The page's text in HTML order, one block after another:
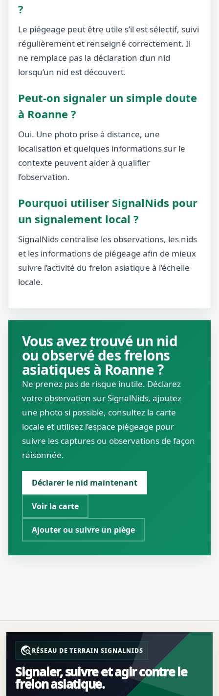
?
Le piégeage peut être utile s’il est sélectif, suivi
régulièrement et renseigné correctement. Il
ne remplace pas la déclaration d’un nid
lorsqu’un nid est découvert.
Peut-on signaler un simple doute
à Roanne ?
Oui. Une photo prise à distance, une
localisation et quelques informations sur le
contexte peuvent aider à qualifier
l’observation.
Pourquoi utiliser SignalNids pour
un signalement local ?
SignalNids centralise les observations, les nids
et les informations de piégeage afin de mieux
suivre l’activité du frelon asiatique à l’échelle
locale.
Vous avez trouvé un nid
ou observé des frelons
asiatiques à Roanne ?
Ne prenez pas de risque inutile. Déclarez
votre observation sur SignalNids, ajoutez
une photo si possible, consultez la carte
locale et utilisez l’espace piégeage pour
suivre les captures ou observations de façon
raisonnée.
Déclarer le nid maintenant
Voir la carte
Ajouter ou suivre un piège
travel_exploreRÉSEAU DE TERRAIN SIGNALNIDS
Signaler, suivre et agir contre le
frelon asiatique.